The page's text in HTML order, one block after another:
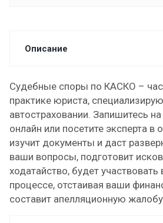
Описание
Судебные споры по КАСКО –
практике юриста,
автостраховании. Запишитесь
онлайн или посетите эксперта в
изучит документы и даст
ваши вопросы, подготовит
ходатайство, будет
процессе, отстаивая ваши
составит апелляционную